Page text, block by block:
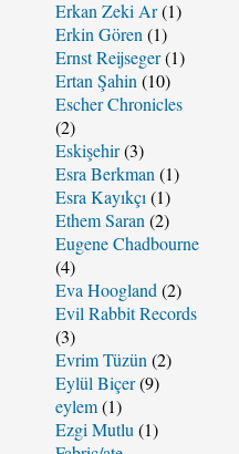
Erkan Zeki Ar(1)
Erkin Gören (1)
Ernst Reijseger(1)
Ertan Şahin (10)
Escher Chronicles
(2)
Eskişehir(3)
Esra Berkman (1)
Esra Kayıkçı (1)
Ethem Saran (2)
Eugene Chadbourne
(4)
Eva Hoogland (2)
Evil Rabbit Records
(3)
Evrim Tüzün (2)
Eylül Biçer(9)
eylem(1)
Ezgi Mutlu (1)